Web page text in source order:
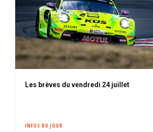
Les brèves du vendredi 24 juillet
INFOS DU JOUR